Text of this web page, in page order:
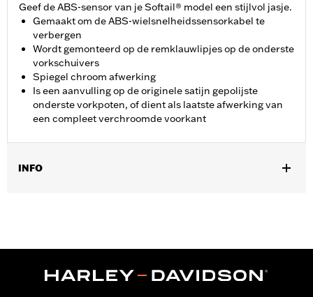
Geef de ABS-sensor van je Softail® model een stijlvol jasje.
Gemaakt om de ABS-wielsnelheidssensorkabel te
verbergen
Wordt gemonteerd op de remklauwlipjes op de onderste
vorkschuivers
Spiegel chroom afwerking
Is een aanvulling op de originele satijn gepolijste
onderste vorkpoten, of dient als laatste afwerking van
een compleet verchroomde voorkant
INFO
Per stuk verkocht:Elk
installatiehardware